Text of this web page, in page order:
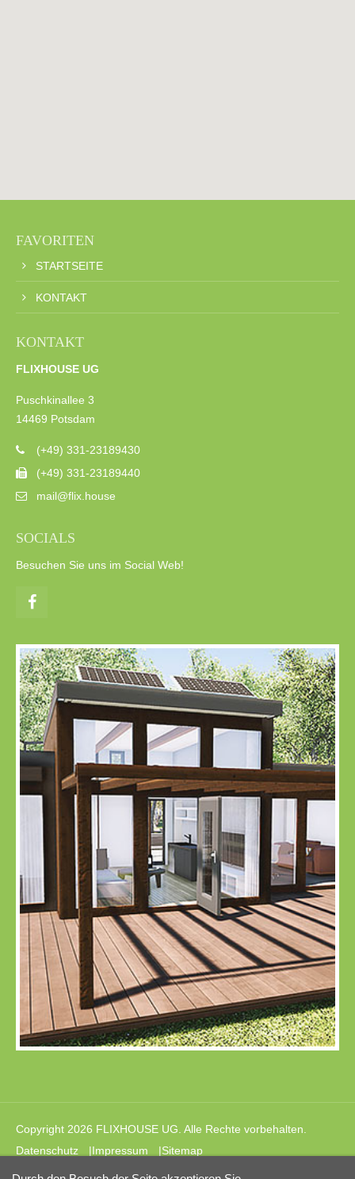
FAVORITEN
STARTSEITE
KONTAKT
KONTAKT
FLIXHOUSE UG
Puschkinallee 3
14469 Potsdam
(+49) 331-23189430
(+49) 331-23189440
mail@flix.house
SOCIALS
Besuchen Sie uns im Social Web!
Copyright 2026 FLIXHOUSE UG. Alle Rechte vorbehalten.
Datenschutz
|Impressum |Sitemap